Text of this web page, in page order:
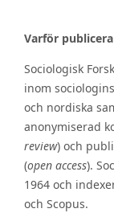
Varför
Sociologisk
inom
och nordiska
anonymiserad
review) och
(open access).
1964 och
och Scopus.